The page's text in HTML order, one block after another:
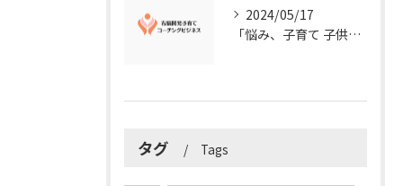
2024/05/17
「悩み、子育て 子供の発達」を解決する右脳開発子育てコーチングビジネス業界の魅力とは？
タグ Tags